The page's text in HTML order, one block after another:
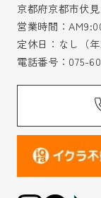
京都府京都市伏
営業時間：
定休日：なし（年
電話番号： 075-